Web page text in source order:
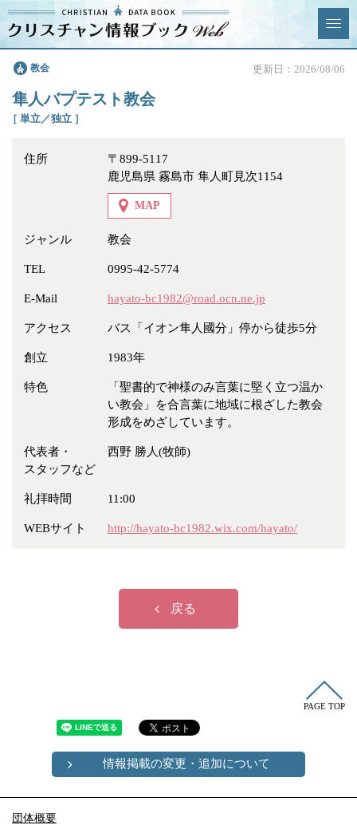
クリスチャン
情報ブックとは
News & Topics
よくあるご質問
教会 学校・幼稚園・神学校
特別集会奉仕者 医療・福祉
冠婚葬祭
教団教派 宿泊・研修施設
お店・企業・その他
フリーワード
教会 更新日：2026/08/06
隼人バプテスト教会
［ 単立／独立 ］
住所
〒899-5117
鹿児島県 霧島市 隼人町見次1154
MAP
ジャンル 教会
TEL 0995-42-5774
E-Mail hayato-bc1982@road.ocn.ne.jp
アクセス バス「イオン隼人國分」停から徒歩5分
創立 1983年
特色
「聖書的で神様のみ言葉に堅く立つ温か
い教会」を合言葉に地域に根ざした教会
形成をめざしています。
代表者・
スタッフなど
西野 勝人(牧師)
礼拝時間 11:00
WEBサイト http://hayato-bc1982.wix.com/hayato/
戻る
PAGE TOP
情報掲載の変更・追加について
団体概要